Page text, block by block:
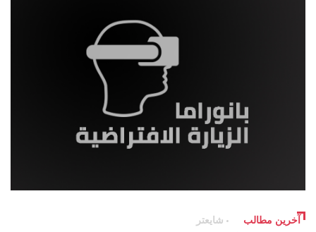
آخرین مطالب شایعتر